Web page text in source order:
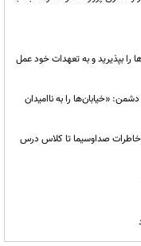
بپذیرید و به تعهدات خود عمل
«خیابان‌ها را به ناامیدان
خاطرات صداوسیما تا کلاس درس